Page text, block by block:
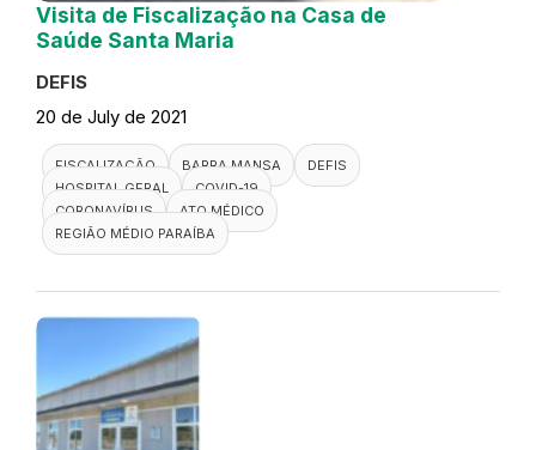
Visita de Fiscalização na Casa de
Saúde Santa Maria
DEFIS
20 de July de 2021
FISCALIZAÇÃO BARRA MANSA
DEFIS
HOSPITAL GERAL
COVID-19
CORONAVÍRUS
ATO MÉDICO
REGIÃO MÉDIO PARAÍBA